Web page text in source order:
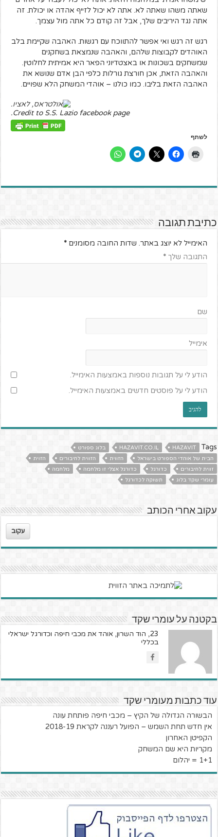
שאתה משהו שאתה לא. אתה לא יכול לזייף אהדה או יכולת. זה
אתה נגד היריבים שלך, אבל זה קודם כל אתה מול עצמך.
רגש זה רגש ואי אפשר להתווכח עם רגשות. האהבה שקיימת בלב
האוהדים לקבוצות שלהם, והאהבה שנמצאת בשחקנים
שמשחקים בשכונות או באצטדיוני הפאר היא אמיתית לחלוטין.
והאהבה הזאת, אכן חורצת גורלות כלפי הבן אדם שנושא את
האהבה הזאת בליבו. כמו כולנו – אוהדי המשחק הלא שפויים.
Credit to S.S. Lazio facebook page.
לשתף
כתיבת תגובה
האימייל לא יוצג באתר. שדות החובה מסומנים*
התגובה שלך*
שם
אימייל
הודע לי על תגובות נוספות באמצעות האימייל.
הודע לי על פוסטים חדשים באמצעות האימייל.
Tags
HAZAVIT
HAZAVIT.CO.IL
בלוג ספורט
הבית של אוהדי הספורט בישראל
הזווית הזווית לחיבורים
הזוית
זווית לחיבורים
כדורגל כדורגל אצלי זו מלחמה
מלחמה
עומרי שקד בלוג
תשוקה לכדורגל
עקוב אחרי הכותב
עקוב
בקטנה על עומרי שקד
23, הוד השרון, אוהד את מכבי חיפה וכדורגל ישראלי
בכללי
עוד כתבות מעומרי שקד
הבשורה הגדולה של הקיץ – מכבי חיפה פותחת עונה
אין חדש תחת השמש – הפועל רעננה לקראת 2018-19
הקפיטן האחרון
מקריות היא שם המשחק
1+1 = יהלום